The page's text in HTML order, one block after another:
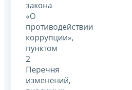
закона
«О
противодействии
коррупции»,
пунктом
2
Перечня
изменений,